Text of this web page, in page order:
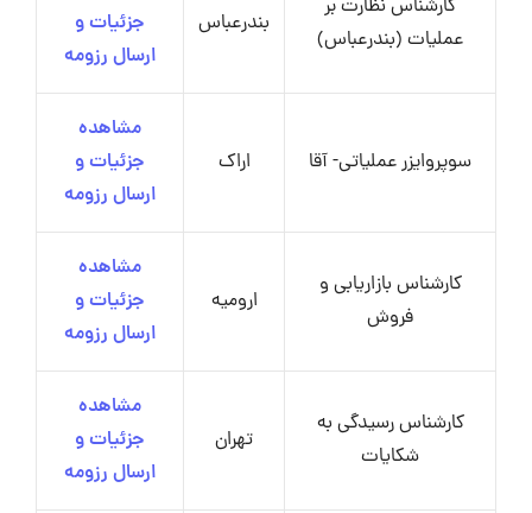
کارشناس نظارت بر
عملیات (بندرعباس)
بندرعباس
جزئیات و
ارسال رزومه
سوپروایزر عملیاتی- آقا اراک
مشاهده
جزئیات و
ارسال رزومه
کارشناس بازاریابی و
فروش
ارومیه
مشاهده
جزئیات و
ارسال رزومه
کارشناس رسیدگی به
شکایات
تهران
مشاهده
جزئیات و
ارسال رزومه